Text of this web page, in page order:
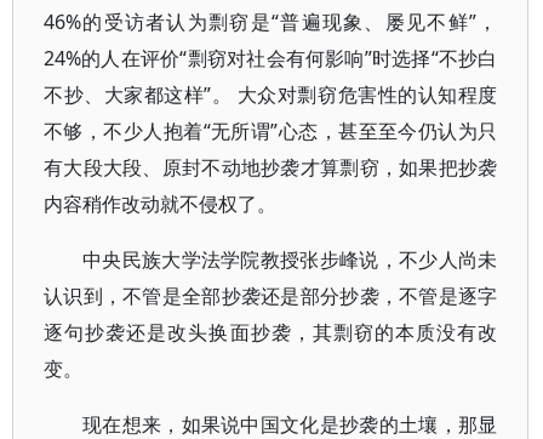
46%的受访者认为剽窃是“普遍现象、屡见不鲜”，
24%的人在评价“剽窃对社会有何影响”时选择“不抄白
不抄、大家都这样”。 大众对剽窃危害性的认知程度
不够，不少人抱着“无所谓”心态，甚至至今仍认为只
有大段大段、原封不动地抄袭才算剽窃，如果把抄袭
内容稍作改动就不侵权了。
中央民族大学法学院教授张步峰说，不少人尚未
认识到，不管是全部抄袭还是部分抄袭，不管是逐字
逐句抄袭还是改头换面抄袭，其剽窃的本质没有改
变。
现在想来，如果说中国文化是抄袭的土壤，那显